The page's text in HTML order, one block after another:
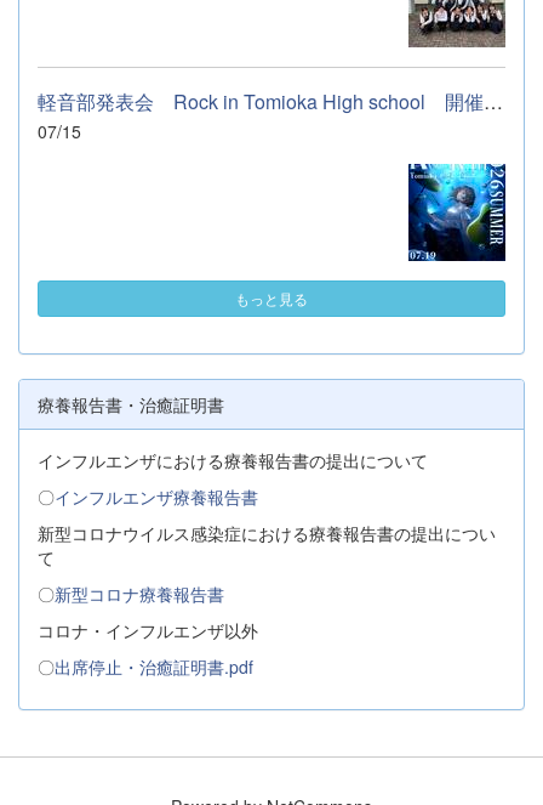
軽音部発表会 Rock in Tomioka High school 開催します
07/15
もっと見る
療養報告書・治癒証明書
インフルエンザにおける療養報告書の提出について
〇インフルエンザ療養報告書
新型コロナウイルス感染症における療養報告書の提出につい
て
〇新型コロナ療養報告書
コロナ・インフルエンザ以外
〇出席停止・治癒証明書.pdf